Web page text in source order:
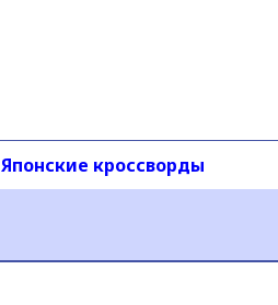
Японские кроссворды